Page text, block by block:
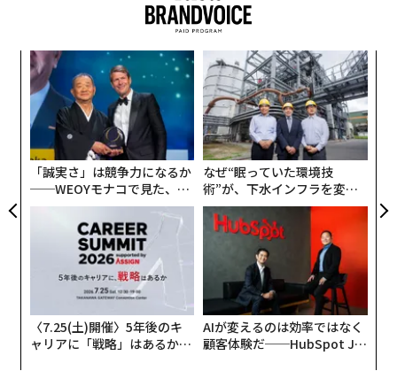
「誠実さ」は競争力になるか
──WEOYモナコで見た、く
ら寿司の経営哲学
なぜ“眠っていた環境技
術”が、下水インフラを変え
たのか──産総研×月島JFE
アクアソリューションの10年
〈7.25(土)開催〉5年後のキ
ャリアに「戦略」はあるか。
AIが変えるのは効率ではなく
顧客体験だ──HubSpot Ja